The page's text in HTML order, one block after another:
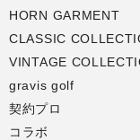
HORN GARMENT
CLASSIC
VINTAGE
gravis golf
契約プロ
コラボ